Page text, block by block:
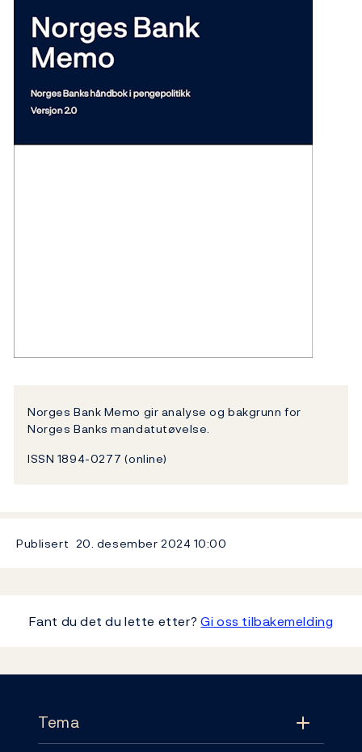
Norges Bank Memo gir analyse og bakgrunn for
Norges Banks mandatutøvelse.
ISSN 1894-0277 (online)
Publisert 20. desember 2024 10:00
Fant du det du lette etter?Gi oss tilbakemelding
Tema